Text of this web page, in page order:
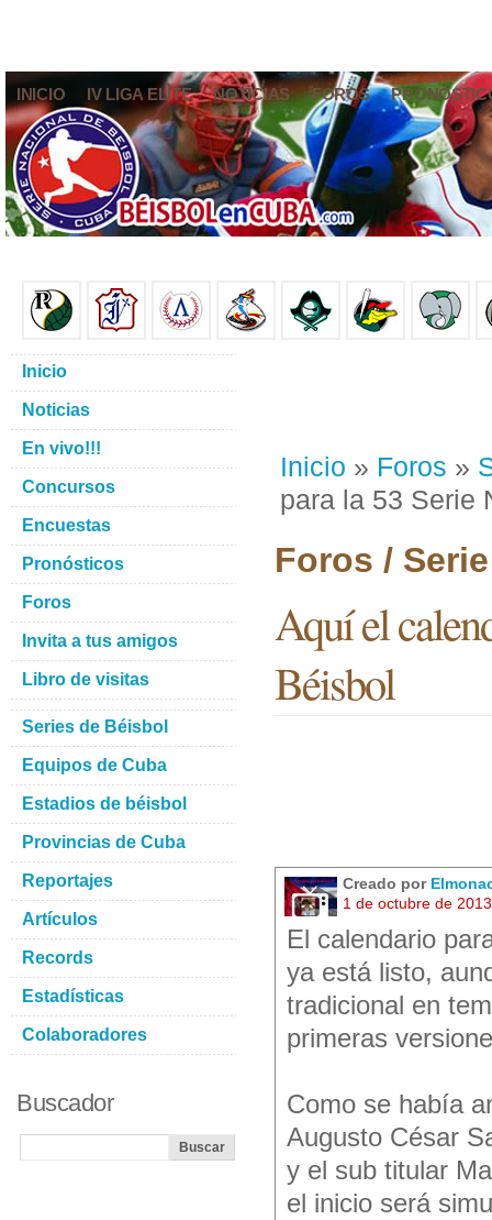
INICIO IV LIGA ELITE NOTICIAS FOROS
Inicio » Foros »
para la 53 Serie
Foros /
Aquí el
Béisbol
Creado por
1 de octubre de
El calendario
ya está listo,
tradicional en
primeras
Como se había
Augusto César
y el sub titular
el inicio será
Inicio
Noticias
En vivo!!!
Concursos
Encuestas
Pronósticos
Foros
Invita a tus amigos
Libro de visitas
Series de Béisbol
Equipos de Cuba
Estadios de béisbol
Provincias de Cuba
Reportajes
Artículos
Records
Estadísticas
Colaboradores
Buscador